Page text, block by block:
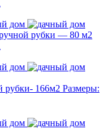
рубки — 80 м2
рубки- 166м2 Размеры: